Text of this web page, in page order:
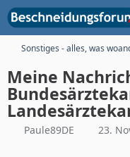
Sonstiges - alles, was
Meine
Paule89DE 23.